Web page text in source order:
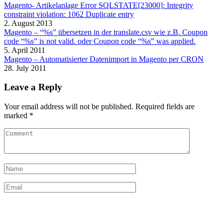
Magento- Artikelanlage Error SQLSTATE[23000]: Integrity
constraint violation: 1062 Duplicate entry
2. August 2013
Magento – “%s” übersetzen in der translate.csv wie z.B. Coupon
code “%s” is not valid. oder Coupon code “%s” was applied.
5. April 2011
Magento – Automatisierter Datenimport in Magento per CRON
28. July 2011
Leave a Reply
Your email address will not be published. Required fields are
marked *